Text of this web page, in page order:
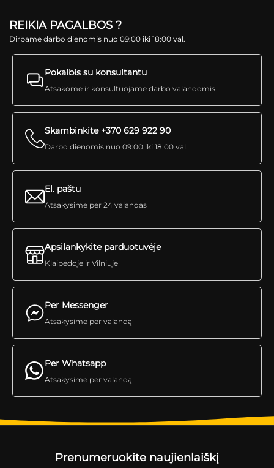
REIKIA PAGALBOS ?
Dirbame darbo dienomis nuo 09:00 iki 18:00 val.
Pokalbis su konsultantu
Atsakome ir konsultuojame darbo valandomis
Skambinkite +370 629 922 90
Darbo dienomis nuo 09:00 iki 18:00 val.
Per Messenger
Atsakysime per valandą
El. paštu
Atsakysime per 24 valandas
Apsilankykite parduotuvėje
Klaipėdoje ir Vilniuje
Per Whatsapp
Atsakysime per valandą
Prenumeruokite naujienlaiškį